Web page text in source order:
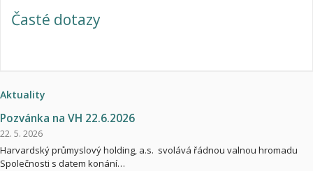
Časté dotazy
Aktuality
Pozvánka na VH 22.6.2026
22. 5. 2026
Harvardský průmyslový holding, a.s. svolává řádnou valnou hromadu
Společnosti s datem konání…